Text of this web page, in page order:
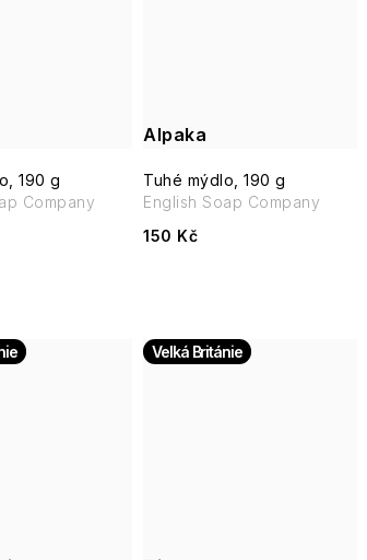
190 g
Company
Alpaka
Tuhé mýdlo, 190 g
150 Kč
English Soap Company
Velká Británie